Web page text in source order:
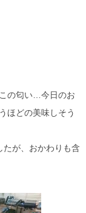
の匂い…今日のお
ほどの美味しそう
たが、おかわりも含